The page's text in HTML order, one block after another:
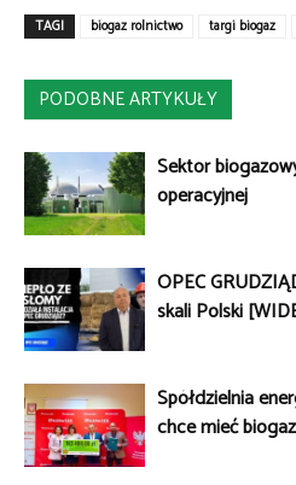
TAGI biogaz rolnictwo targi biogaz
PODOBNE ARTYKUŁY
Sektor
operacyjnej
OPEC
skali Polski
Spółdzielnia
chce mieć